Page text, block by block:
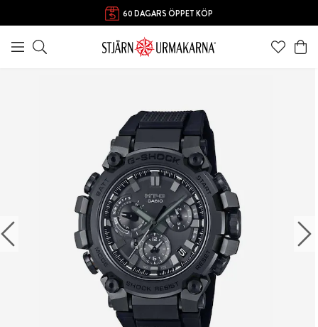
60 DAGARS ÖPPET KÖP